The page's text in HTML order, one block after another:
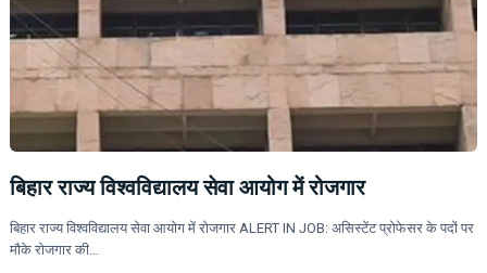
बिहार राज्य विश्वविद्यालय सेवा आयोग में रोजगार
बिहार राज्य विश्वविद्यालय सेवा आयोग में रोजगार ALERT IN JOB: असिस्टेंट प्रोफेसर के पदों पर
मौके रोजगार की…